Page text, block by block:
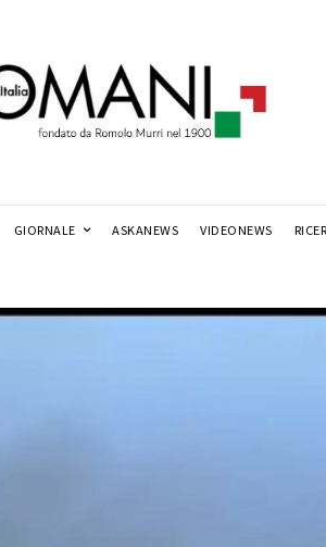
GIORNALE ASKANEWS VIDEONEWS